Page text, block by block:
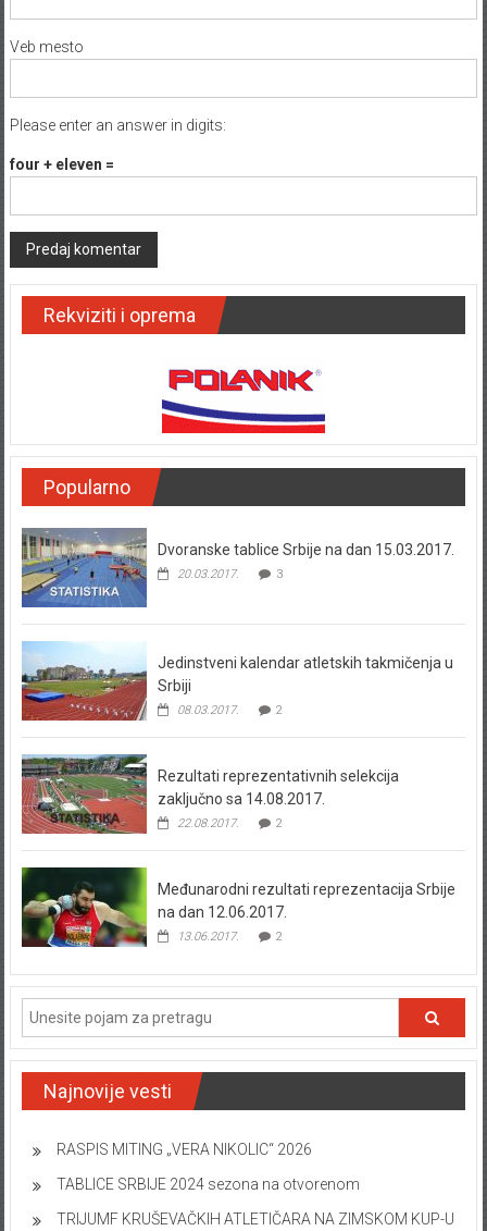
Veb mesto
Please enter an answer in digits:
four + eleven =
Rekviziti i oprema
Popularno
Dvoranske tablice Srbije na dan 15.03.2017.
20.03.2017. 3
Jedinstveni kalendar atletskih takmičenja u
Srbiji
08.03.2017. 2
Rezultati reprezentativnih selekcija
zaključno sa 14.08.2017.
22.08.2017. 2
Međunarodni rezultati reprezentacija Srbije
na dan 12.06.2017.
13.06.2017. 2
Najnovije vesti
RASPIS MITING „VERA NIKOLIC“ 2026
TABLICE SRBIJE 2024 sezona na otvorenom
TRIJUMF KRUŠEVAČKIH ATLETIČARA NA ZIMSKOM KUP-U